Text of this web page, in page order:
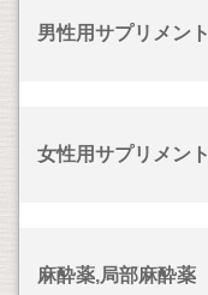
男性用サプリメント
女性用サプリメント
麻酔薬,局部麻酔薬